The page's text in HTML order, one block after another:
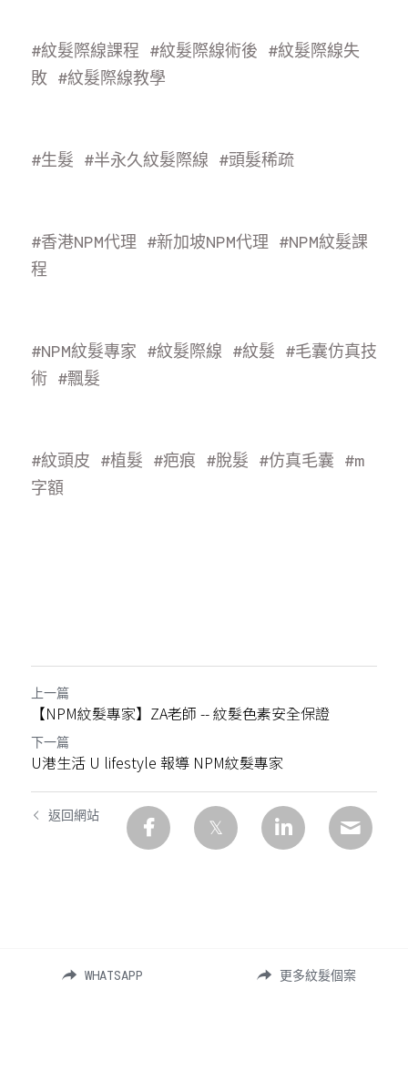
#紋髮際線課程 #紋髮際線術後 #紋髮際線失
敗 #紋髮際線教學
#生髮 #半永久紋髮際線 #頭髮稀疏
#香港NPM代理 #新加坡NPM代理 #NPM紋髮課
程
#NPM紋髮專家 #紋髮際線 #紋髮 #毛囊仿真技
術 #飄髮
#紋頭皮 #植髮 #疤痕 #脫髮 #仿真毛囊 #m
字額
上一篇
【NPM紋髮專家】ZA老師 -- 紋髮色素安全保證
下一篇
U港生活 U lifestyle 報導 NPM紋髮專家
返回網站
WHATSAPP 更多紋髮個案